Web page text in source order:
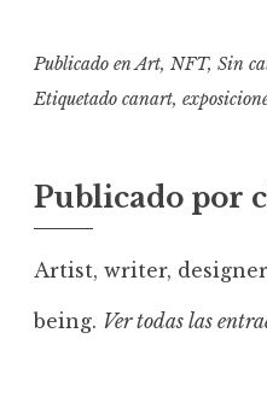
Publicado enArt, NFT, Sin
Etiquetado canart,
Publicado por
Artist, writer,
being. Ver todas las